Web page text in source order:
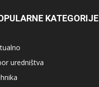
KATEGORIJE
uredništva